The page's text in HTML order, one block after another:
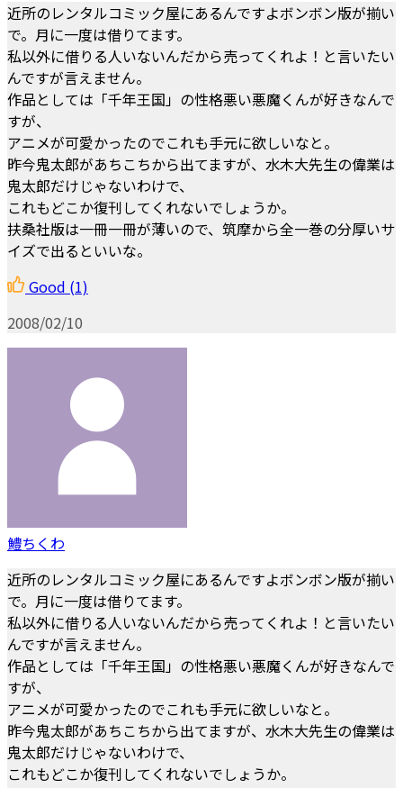
近所のレンタルコミック屋にあるんですよボンボン版が揃い
で。月に一度は借りてます。
私以外に借りる人いないんだから売ってくれよ！と言いたい
んですが言えません。
作品としては「千年王国」の性格悪い悪魔くんが好きなんで
すが、
アニメが可愛かったのでこれも手元に欲しいなと。
昨今鬼太郎があちこちから出てますが、水木大先生の偉業は
鬼太郎だけじゃないわけで、
これもどこか復刊してくれないでしょうか。
扶桑社版は一冊一冊が薄いので、筑摩から全一巻の分厚いサ
イズで出るといいな。
Good (1)
2008/02/10
鱧ちくわ
近所のレンタルコミック屋にあるんですよボンボン版が揃い
で。月に一度は借りてます。
私以外に借りる人いないんだから売ってくれよ！と言いたい
んですが言えません。
作品としては「千年王国」の性格悪い悪魔くんが好きなんで
すが、
アニメが可愛かったのでこれも手元に欲しいなと。
昨今鬼太郎があちこちから出てますが、水木大先生の偉業は
鬼太郎だけじゃないわけで、
これもどこか復刊してくれないでしょうか。